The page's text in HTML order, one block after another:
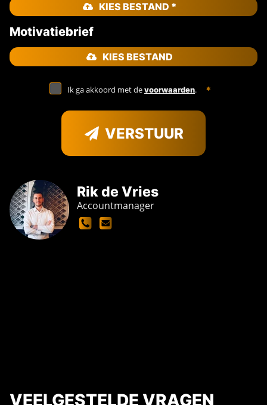
Rik de Vries
Accountmanager
KIES BESTAND *
Motivatiebrief
KIES BESTAND
Ik ga akkoord met devoorwaarden.
VERSTUUR
VEELGESTELDE VRAGEN